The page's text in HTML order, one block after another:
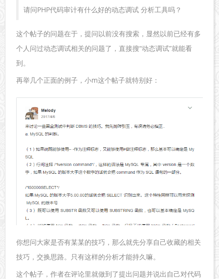
请问PHP代码审计有什么好的动态调试 分析工具吗？
这个帖子的问题在于，提问以前没有搜索，显然以前已经有多
个人问过动态调试相关的问题了，直接搜“动态调试”就能看
到。
再举几个正面的例子，小m这个帖子就特别好：
你想问大家是否有某某的技巧，那么就先分享自己收藏的相关
技巧，交换思路。只有这样的分析才能持久嘛。
这个帖子，作者在评论里就做到了提出问题并说出自己对代码